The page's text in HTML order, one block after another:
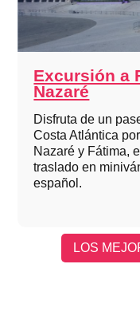
Excursión a
Nazaré
Disfruta de un
Costa Atlántica
Nazaré y Fátima,
traslado en
español.
LOS